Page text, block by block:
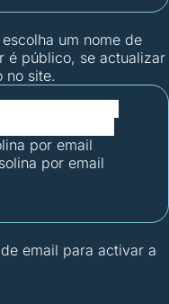
um nome de
é público, se actualizar
no site.
por email
por email
email para activar a